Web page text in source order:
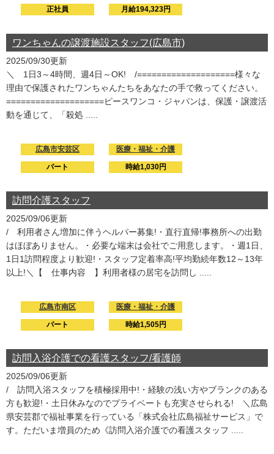
正社員 月給194,323円
ワンちゃんの譲渡施設スタッフ(広島市)
2025/09/30更新
＼ 1日3～4時間、週4日～OK! /====================様々な
理由で保護されたワンちゃんたちをあなたの手で救ってください。
====================ピースワンコ・ジャパンは、保護・譲渡活
動を通じて、「殺処 .....
広島市安芸区 医療・福祉・介護
パート 時給1,030円
訪問介護スタッフ
2025/09/06更新
/ 利用者さん増加に伴うヘルパー募集!・直行直帰!事務所への出勤
はほぼありません。・必要な端末は会社でご用意します。・週1日、
1日1訪問程度より歓迎!・スタッフ定着率高!平均勤続年数12～13年
以上!＼【 仕事内容 】利用者様の居宅を訪問し .....
広島市南区 医療・福祉・介護
パート 時給1,505円
訪問入浴介護での看護スタッフ/看護師
2025/09/06更新
/ 訪問入浴スタッフを積極採用中!・経験の浅い方やブランクのある
方も歓迎!・土日休みなのでプライベートも充実させられる! ＼広島
県安芸郡で福祉事業を行っている「株式会社広島福祉サービス」で
す。ただいま増員のため《訪問入浴介護での看護スタッフ .....